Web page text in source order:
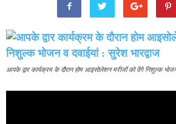
आपके द्वार कार्यक्रम के दौरान होम आइसोलेशन मरीजों को देंगे निशुल्क भोजन